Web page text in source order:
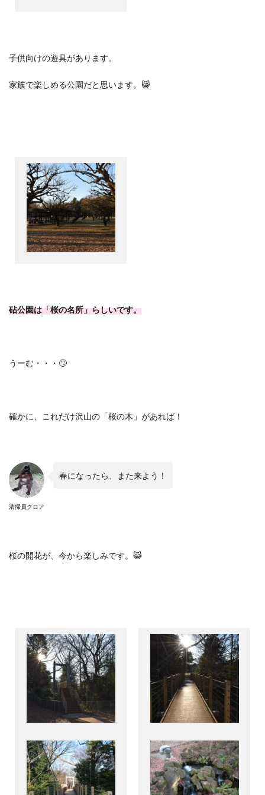
子供向けの遊具があります。
家族で楽しめる公園だと思います。 😸
砧公園は「桜の名所」らしいです。
うーむ・・・ 🙄
確かに、これだけ沢山の「桜の木」があれば！
清掃員クロア
春になったら、また来よう！
桜の開花が、今から楽しみです。 😸